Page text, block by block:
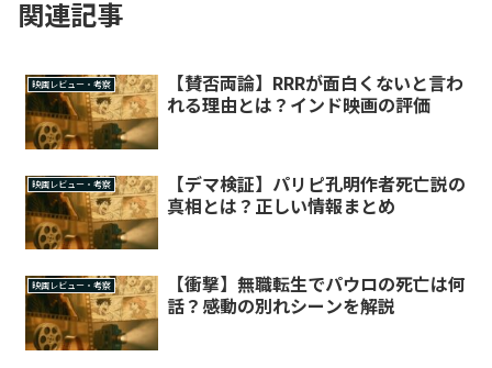
関連記事
映画レビュー・考察
【賛否両論】RRRが面白くないと言わ
れる理由とは？インド映画の評価
映画レビュー・考察
【デマ検証】パリピ孔明作者死亡説の
真相とは？正しい情報まとめ
映画レビュー・考察
【衝撃】無職転生でパウロの死亡は何
話？感動の別れシーンを解説